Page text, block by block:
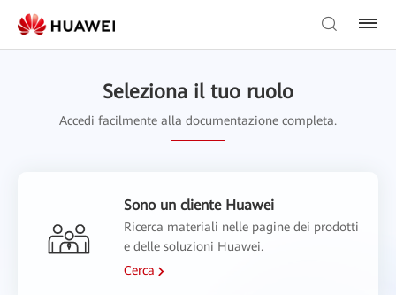
Seleziona il tuo ruolo
Accedi facilmente alla documentazione completa.
Sono un cliente Huawei
Ricerca materiali nelle pagine dei prodotti
e delle soluzioni Huawei.
Cerca